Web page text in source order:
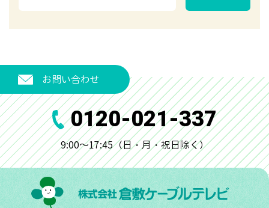
お問い合わせ
0120-021-337
9:00～17:45（日・月・祝日除く）